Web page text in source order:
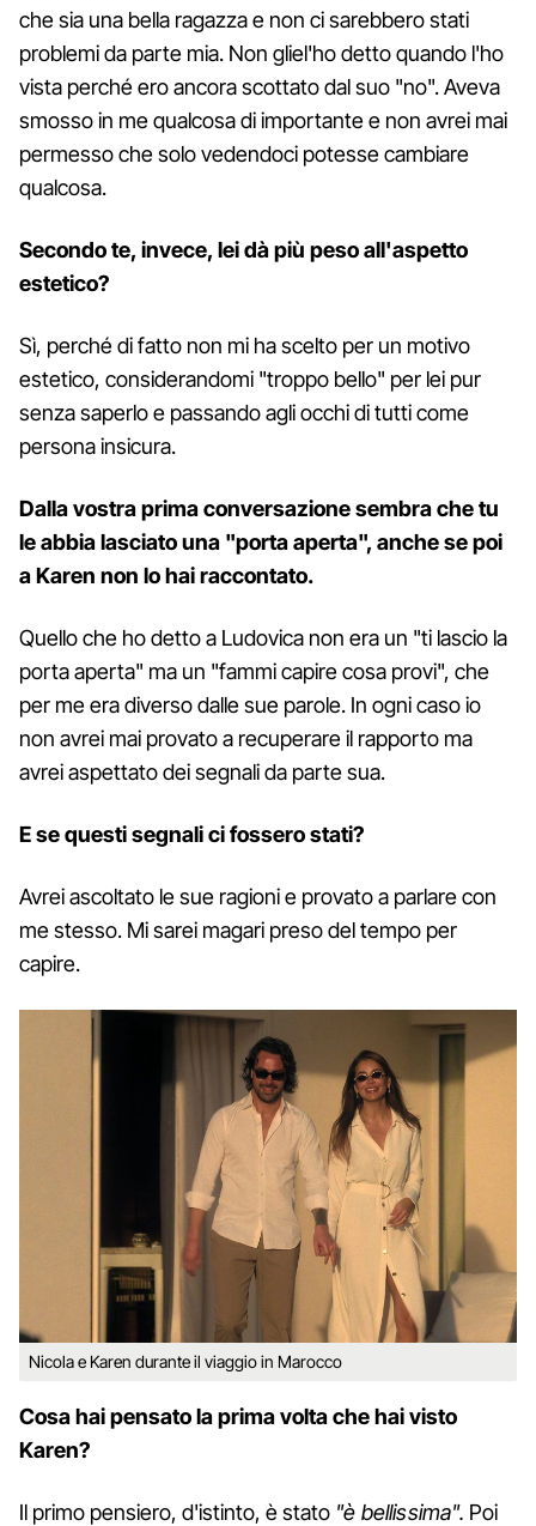
che sia una bella ragazza e non ci sarebbero stati
problemi da parte mia. Non gliel'ho detto quando l'ho
vista perché ero ancora scottato dal suo "no". Aveva
smosso in me qualcosa di importante e non avrei mai
permesso che solo vedendoci potesse cambiare
qualcosa.
Secondo te, invece, lei dà più peso all'aspetto
estetico?
Sì, perché di fatto non mi ha scelto per un motivo
estetico, considerandomi "troppo bello" per lei pur
senza saperlo e passando agli occhi di tutti come
persona insicura.
Dalla vostra prima conversazione sembra che tu
le abbia lasciato una "porta aperta", anche se poi
a Karen non lo hai raccontato.
Quello che ho detto a Ludovica non era un "ti lascio la
porta aperta" ma un "fammi capire cosa provi", che
per me era diverso dalle sue parole. In ogni caso io
non avrei mai provato a recuperare il rapporto ma
avrei aspettato dei segnali da parte sua.
E se questi segnali ci fossero stati?
Avrei ascoltato le sue ragioni e provato a parlare con
me stesso. Mi sarei magari preso del tempo per
capire.
Nicola e Karen durante il viaggio in Marocco
Cosa hai pensato la prima volta che hai visto
Karen?
Il primo pensiero, d'istinto, è stato "è bellissima". Poi